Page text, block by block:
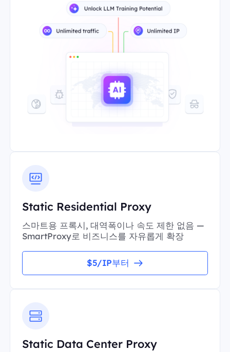
Static Residential Proxy
스마트용 프록시, 대역폭이나 속도 제한 없음 —
SmartProxy로 비즈니스를 자유롭게 확장
$5/IP부터
Static Data Center Proxy